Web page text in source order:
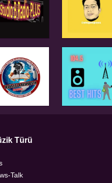
Türü
Talk